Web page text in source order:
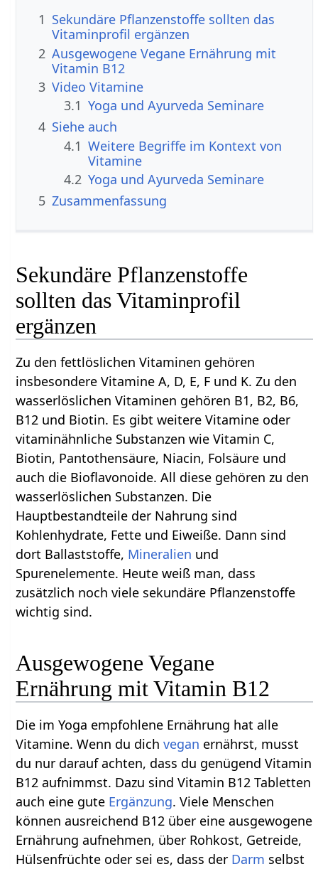
1 Sekundäre Pflanzenstoffe sollten das
Vitaminprofil ergänzen
2 Ausgewogene Vegane Ernährung mit
Vitamin B12
3
3.1 Yoga und Ayurveda Seminare
4 Siehe auch
4.1 Weitere Begriffe im Kontext von
4.2 Yoga und Ayurveda Seminare
5 Zusammenfassung
Sekundäre Pflanzenstoffe
sollten das Vitaminprofil
ergänzen
Zu den fettlöslichen Vitaminen gehören
insbesondere Vitamine A, D, E, F und K. Zu den
wasserlöslichen Vitaminen gehören B1, B2, B6,
B12 und Biotin. Es gibt weitere Vitamine oder
vitaminähnliche Substanzen wie Vitamin C,
Biotin, Pantothensäure, Niacin, Folsäure und
auch die Bioflavonoide. All diese gehören zu den
wasserlöslichen Substanzen. Die
Hauptbestandteile der Nahrung sind
Kohlenhydrate, Fette und Eiweiße. Dann sind
dort Ballaststoffe, Mineralien und
Spurenelemente. Heute weiß man, dass
zusätzlich noch viele sekundäre Pflanzenstoffe
wichtig sind.
Ausgewogene Vegane
Ernährung mit Vitamin B12
Die im Yoga empfohlene Ernährung hat alle
Vitamine. Wenn du dichvegan ernährst, musst
du nur darauf achten, dass du genügend Vitamin
B12 aufnimmst. Dazu sind Vitamin B12 Tabletten
auch eine gute Ergänzung. Viele Menschen
können ausreichend B12 über eine ausgewogene
Ernährung aufnehmen, über Rohkost, Getreide,
Hülsenfrüchte oder sei es, dass der Darm selbst